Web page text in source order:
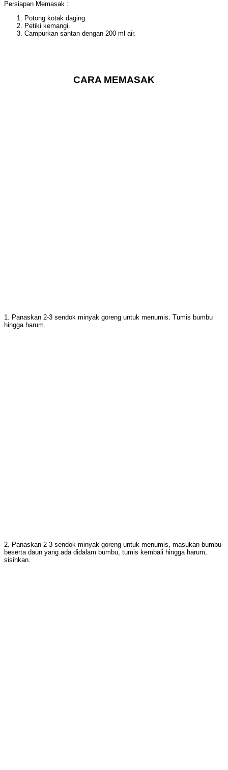
Persiapan Memasak :
Potong kotak daging.
Petiki kemangi.
Campurkan santan dengan 200 ml air.
CARA MEMASAK
1. Panaskan 2-3 sendok minyak goreng untuk menumis. Tumis bumbu
hingga harum.
2. Panaskan 2-3 sendok minyak goreng untuk menumis, masukan bumbu
beserta daun yang ada didalam bumbu, tumis kembali hingga harum,
sisihkan.